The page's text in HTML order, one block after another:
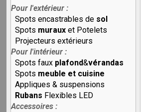
Pour l'extérieur :
Spots encastrables de sol
Spots muraux et Potelets
Projecteurs extérieurs
Pour l'intérieur :
Spots faux plafond&vérandas
Spots meuble et cuisine
Appliques & suspensions
Rubans Flexibles LED
Accessoires :